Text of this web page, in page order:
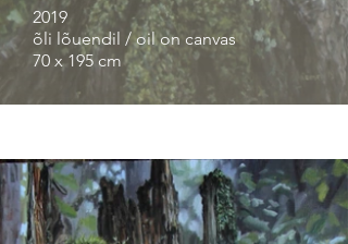
2019
õli lõuendil / oil on canvas
70 x 195 cm